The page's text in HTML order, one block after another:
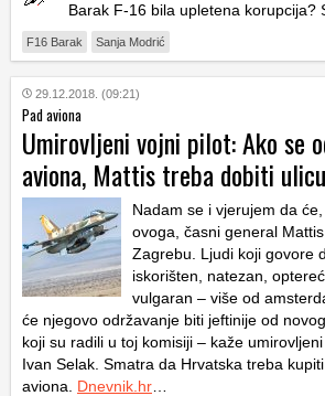
Barak F-16 bila upletena korupcija?
F16 Barak Sanja Modrić
29.12.2018. (09:21)
Pad aviona
Umirovljeni vojni pilot: Ako se
aviona, Mattis treba dobiti
Nadam se i vjerujem da
ovoga, časni general
Zagrebu. Ljudi koji govore
iskorišten, natezan,
vulgaran – više od
će njegovo održavanje biti jeftinije od
koji su radili u toj komisiji – kaže
Ivan Selak. Smatra da Hrvatska treba
aviona. Dnevnik.hr